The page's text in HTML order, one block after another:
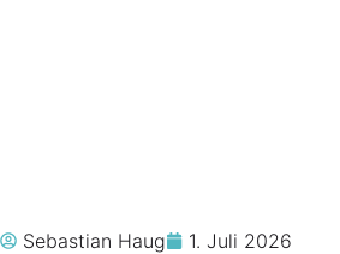
Sebastian Haug 1. Juli 2026